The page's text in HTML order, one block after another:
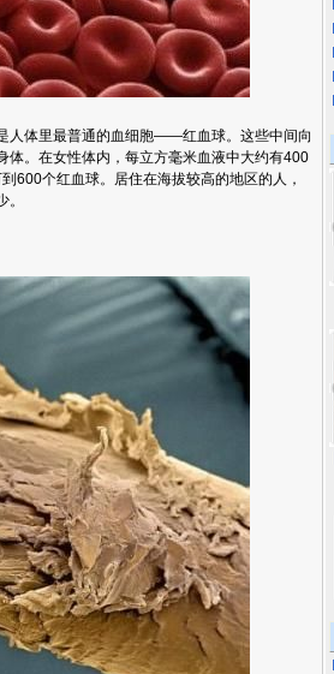
人体里最普通的血细胞——红血球。这些中间向
体。在女性体内，每立方毫米血液中大约有400
600个红血球。居住在海拔较高的地区的人，
。